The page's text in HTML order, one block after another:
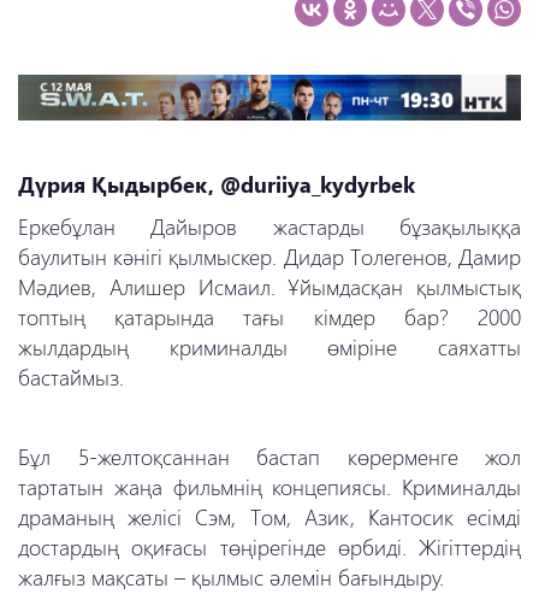
Дүрия Қыдырбек, @duriiya_kydyrbek
Еркебұлан Дайыров жастарды бұзақылыққа
баулитын кәнігі қылмыскер. Дидар Толегенов, Дамир
Мәдиев, Алишер Исмаил. Ұйымдасқан қылмыстық
топтың қатарында тағы кімдер бар? 2000
жылдардың криминалды өміріне саяхатты
бастаймыз.
Бұл 5-желтоқсаннан бастап көрерменге жол
тартатын жаңа фильмнің концепиясы. Криминалды
драманың желісі Сэм, Том, Азик, Кантосик есімді
достардың оқиғасы төңірегінде өрбиді. Жігіттердің
жалғыз мақсаты – қылмыс әлемін бағындыру.